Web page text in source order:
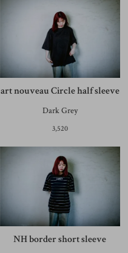
art nouveau Circle half sleeve
Dark Grey
3,520
NH border short sleeve